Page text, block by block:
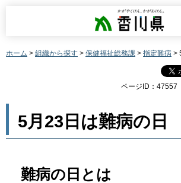
香川県
ホーム > 組織から探す > 保健福祉総務課 > 指定難病 >
ページID：47557
5月23日は難病の日
難病の日とは